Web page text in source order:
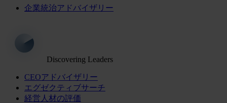
企業統治アドバイザリー
Discovering Leaders
CEOアドバイザリー
エグゼクティブサーチ
経営人材の評価